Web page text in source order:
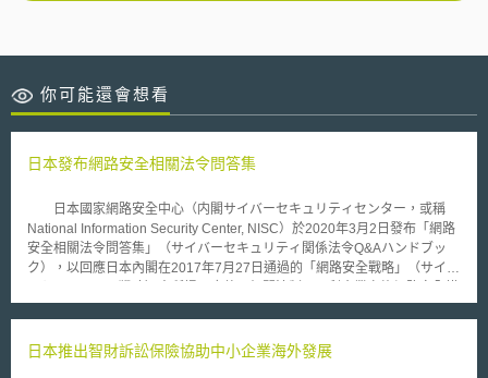
你可能還會想看
日本發布網路安全相關法令問答集
日本國家網路安全中心（内閣サイバーセキュリティセンター，或稱
National Information Security Center, NISC）於2020年3月2日發布「網路
安全相關法令問答集」（サイバーセキュリティ関係法令Q&Aハンドブッ
ク），以回應日本內閣在2017年7月27日通過的「網路安全戰略」（サイバ
施與對策之決定。因此，內閣網路安全戰略本部（サイバーセキュリティ戦
会）於同年10月10日成立工作小組，針對網路安全相關法令進行推動與調
日本推出智財訴訟保險協助中小企業海外發展